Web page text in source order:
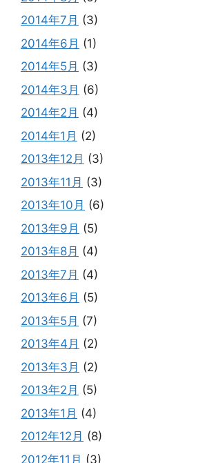
2014年7月 (3)
2014年6月 (1)
2014年5月 (3)
2014年3月 (6)
2014年2月 (4)
2014年1月 (2)
2013年12月 (3)
2013年11月 (3)
2013年10月 (6)
2013年9月 (5)
2013年8月 (4)
2013年7月 (4)
2013年6月 (5)
2013年5月 (7)
2013年4月 (2)
2013年3月 (2)
2013年2月 (5)
2013年1月 (4)
2012年12月 (8)
2012年11月 (3)